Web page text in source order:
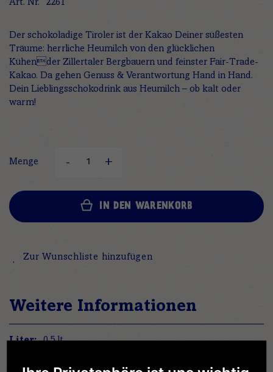
Art. Nr.
2261
Der schokoladige Tiroler ist der Kakao Deiner süßesten
Träume: herrliche Heumilch von den glücklichen
Kühender Zillertaler Bergbauern und feinster Fair-Trade-
Kakao. Da gehen Genuss & Verantwortung Hand in Hand.
Dein Lieblingsschokodrink aus Heumilch – ob kalt oder
warm!
Menge
IN DEN WARENKORB
Zur Wunschliste hinzufügen
Weitere Informationen
Weitere 0,5 lt